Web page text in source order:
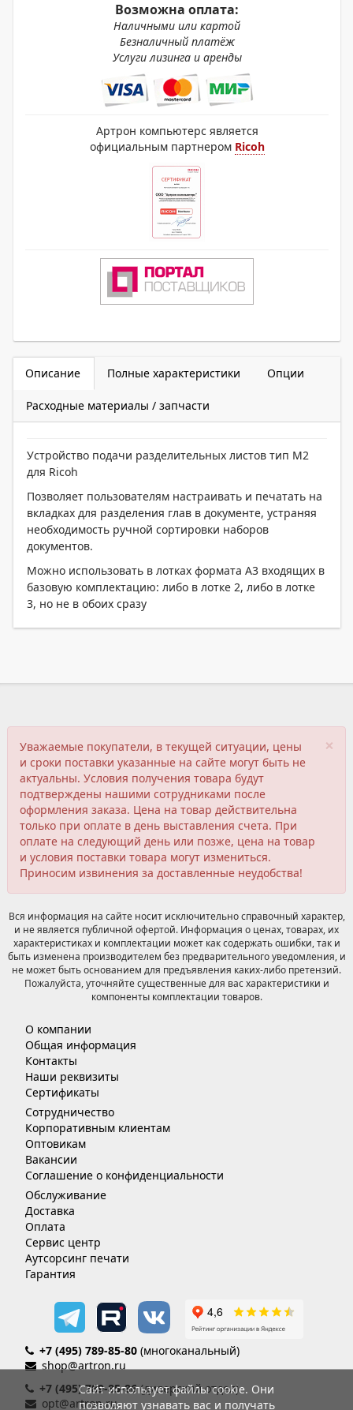
Возможна оплата:
Наличными или картой
Безналичный платёж
Услуги лизинга и аренды
Артрон компьютерс является
официальным партнером Ricoh
Описание Полные характеристики Опции
Расходные материалы / запчасти
Устройство подачи разделительных листов тип M2
для Ricoh
Позволяет пользователям настраивать и печатать на
вкладках для разделения глав в документе, устраняя
необходимость ручной сортировки наборов
документов.
Можно использовать в лотках формата А3 входящих в
базовую комплектацию: либо в лотке 2, либо в лотке
3, но не в обоих сразу
×
Уважаемые покупатели, в текущей ситуации, цены
и сроки поставки указанные на сайте могут быть не
актуальны. Условия получения товара будут
подтверждены нашими сотрудниками после
оформления заказа. Цена на товар действительна
только при оплате в день выставления счета. При
оплате на следующий день или позже, цена на товар
и условия поставки товара могут измениться.
Приносим извинения за доставленные неудобства!
Вся информация на сайте носит исключительно справочный характер,
и не является публичной офертой. Информация о ценах, товарах, их
характеристиках и комплектации может как содержать ошибки, так и
быть изменена производителем без предварительного уведомления, и
не может быть основанием для предъявления каких-либо претензий.
Пожалуйста, уточняйте существенные для вас характеристики и
компоненты комплектации товаров.
О компании
Общая информация
Контакты
Наши реквизиты
Сертификаты
Сотрудничество
Корпоративным клиентам
Оптовикам
Вакансии
Соглашение о конфиденциальности
Обслуживание
Доставка
Оплата
Сервис центр
Аутсорсинг печати
Гарантия
+7 (495) 789-85-80 (многоканальный)
shop@artron.ru
+7 (495) 789-85-86(дилерский отдел)
opt@artron.ru
Сайт использует файлы cookie. Они
позволяют узнавать вас и получать